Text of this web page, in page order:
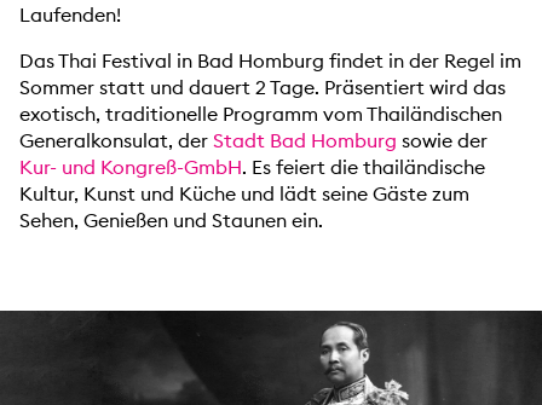
Laufenden!
Das Thai Festival in Bad Homburg findet in der Regel im
Sommer statt und dauert 2 Tage. Präsentiert wird das
exotisch, traditionelle Programm vom Thailändischen
Generalkonsulat, der Stadt Bad Homburg sowie der
Kur- und Kongreß-GmbH. Es feiert die thailändische
Kultur, Kunst und Küche und lädt seine Gäste zum
Sehen, Genießen und Staunen ein.